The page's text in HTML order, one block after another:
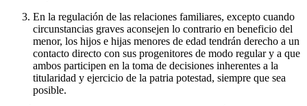
En la regulación de las relaciones familiares, excepto cuando
circunstancias graves aconsejen lo contrario en beneficio del
menor, los hijos e hijas menores de edad tendrán derecho a un
contacto directo con sus progenitores de modo regular y a que
ambos participen en la toma de decisiones inherentes a la
titularidad y ejercicio de la patria potestad, siempre que sea
posible.